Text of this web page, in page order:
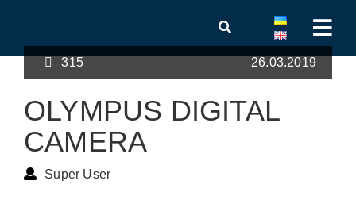
315 26.03.2019
OLYMPUS DIGITAL
CAMERA
Super User